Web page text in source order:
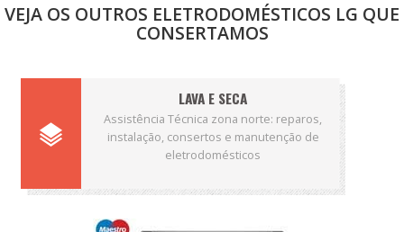
VEJA OS OUTROS ELETRODOMÉSTICOS LG QUE
CONSERTAMOS
LAVA E SECA
Assistência Técnica zona norte: reparos,
instalação, consertos e manutenção de
eletrodomésticos